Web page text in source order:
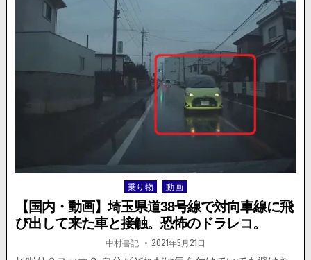
を
見
落
か。
の
軽
自
動
車
と
タ
Posted
in
乗り物 動画
【国内・動画】埼玉県道38号線で対向車線に飛
び出して来た車と接触。恐怖のドラレコ。
著
者:
中村書記 掲
載
2021年5月21日